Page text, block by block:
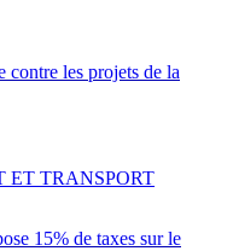
contre les projets de la
15% de taxes sur le
ET TRANSPORT